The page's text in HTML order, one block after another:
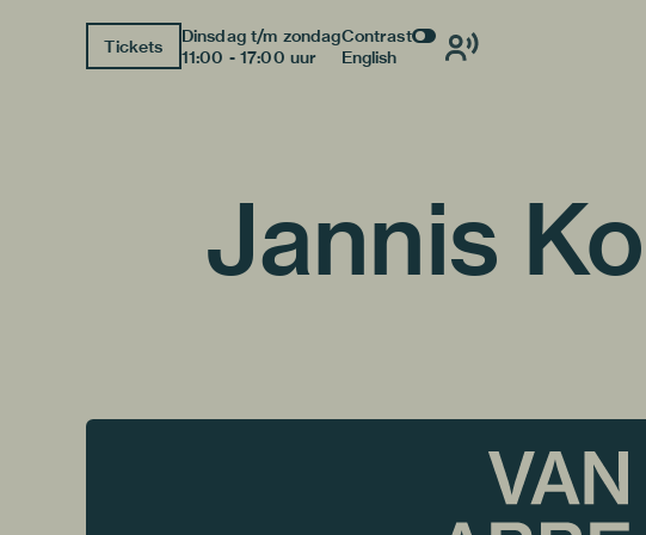
Tickets
Dinsdag t/m zondag
11:00 - 17:00 uur
Contrast
English
Jannis